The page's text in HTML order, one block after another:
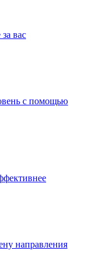
вас
с помощью
направления